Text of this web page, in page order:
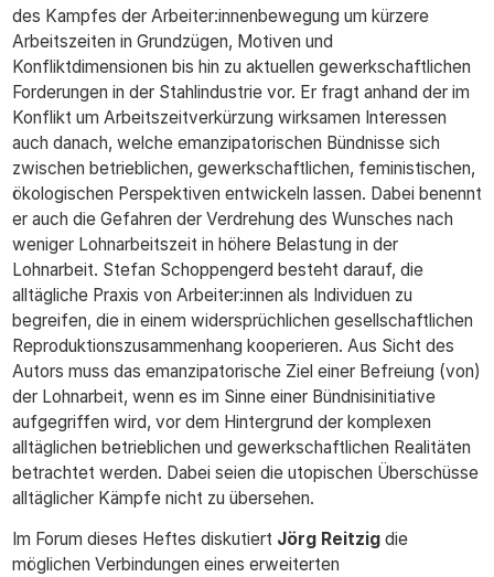
des Kampfes der Arbeiter:innenbewegung um kürzere
Arbeitszeiten in Grundzügen, Motiven und
Konfliktdimensionen bis hin zu aktuellen gewerkschaftlichen
Forderungen in der Stahlindustrie vor. Er fragt anhand der im
Konflikt um Arbeitszeitverkürzung wirksamen Interessen
auch danach, welche emanzipatorischen Bündnisse sich
zwischen betrieblichen, gewerkschaftlichen, feministischen,
ökologischen Perspektiven entwickeln lassen. Dabei benennt
er auch die Gefahren der Verdrehung des Wunsches nach
weniger Lohnarbeitszeit in höhere Belastung in der
Lohnarbeit. Stefan Schoppengerd besteht darauf, die
alltägliche Praxis von Arbeiter:innen als Individuen zu
begreifen, die in einem widersprüchlichen gesellschaftlichen
Reproduktionszusammenhang kooperieren. Aus Sicht des
Autors muss das emanzipatorische Ziel einer Befreiung (von)
der Lohnarbeit, wenn es im Sinne einer Bündnisinitiative
aufgegriffen wird, vor dem Hintergrund der komplexen
alltäglichen betrieblichen und gewerkschaftlichen Realitäten
betrachtet werden. Dabei seien die utopischen Überschüsse
alltäglicher Kämpfe nicht zu übersehen.
Im Forum dieses Heftes diskutiert Jörg Reitzigdie
möglichen Verbindungen eines erweiterten